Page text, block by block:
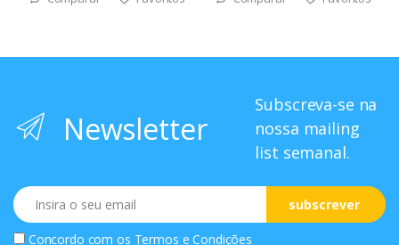
Newsletter
Subscreva-se na
nossa mailing
list semanal.
Email
subscrever
Concordo com os Termos e Condições